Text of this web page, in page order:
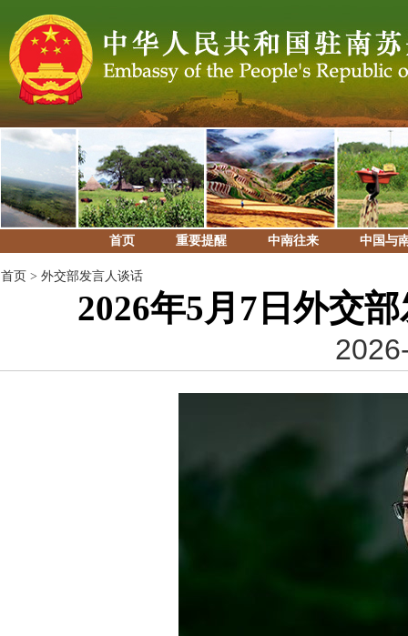
首页 重要提醒 中南往来 中国与
首页 > 外交部发言人谈话
2026年5月7日外交